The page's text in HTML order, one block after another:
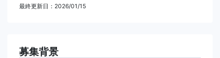
最終更新日：2026/01/15
募集背景